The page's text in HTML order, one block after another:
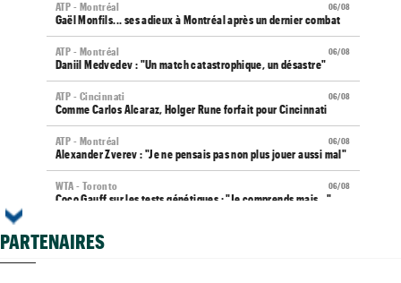
06/08
ATP - Montréal
Gaël Monfils... ses adieux à Montréal après un dernier combat
06/08
ATP - Montréal
Daniil Medvedev : "Un match catastrophique, un désastre"
06/08
ATP - Cincinnati
Comme Carlos Alcaraz, Holger Rune forfait pour Cincinnati
06/08
ATP - Montréal
Alexander Zverev : "Je ne pensais pas non plus jouer aussi mal"
06/08
WTA - Toronto
Coco Gauff sur les tests génétiques : "Je comprends mais..."
Auger-Aliassime, forfait : "Une douleur au niveau du dos"
PARTENAIRES